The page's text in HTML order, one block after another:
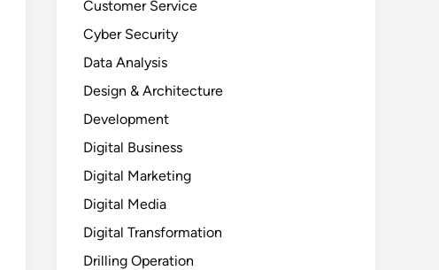
Customer Service
Cyber Security
Data Analysis
Design & Architecture
Development
Digital Business
Digital Marketing
Digital Media
Digital Transformation
Drilling Operation